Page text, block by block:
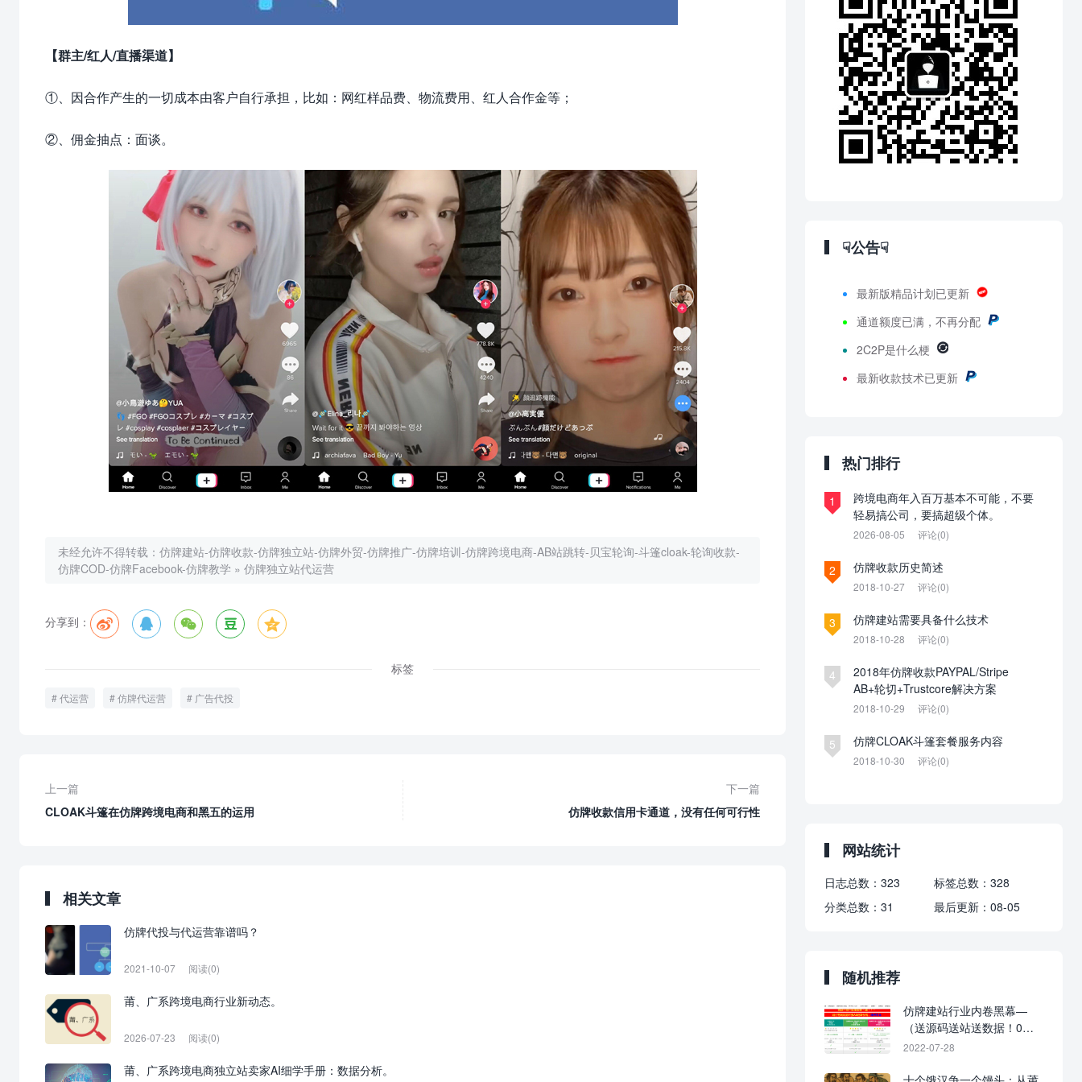
【群主/红人/直播渠道】
①、因合作产生的一切成本由客户自行承担，比如：网红样品费、物流费用、红人合作金等；
②、佣金抽点：面谈。
未经允许不得转载： 仿牌建站-仿牌收款-仿牌独立站-仿牌外贸-仿牌推广-仿牌培训-仿牌跨境电商-AB站跳转-贝宝轮询-斗篷cloak-轮询收款-
仿牌COD-仿牌Facebook-仿牌教学 » 仿牌独立站代运营
分享到：
标签
代运营 仿牌代运营 广告代投
上一篇
CLOAK斗篷在仿牌跨境电商和黑五的运用
下一篇
仿牌收款信用卡通道，没有任何可行性
相关文章
仿牌代投与代运营靠谱吗？
2021-10-07 阅读(0)
莆、广系跨境电商行业新动态。
2026-07-23 阅读(0)
莆、广系跨境电商独立站卖家AI细学手册：数据分析。
☟公告☟
最新版精品计划已更新
通道额度已满，不再分配
2C2P是什么梗
最新收款技术已更新
热门排行
1
跨境电商年入百万基本不可能，不要
轻易搞公司，要搞超级个体。
2026-08-05 评论(0)
2 仿牌收款历史简述
2018-10-27 评论(0)
3 仿牌建站需要具备什么技术
2018-10-28 评论(0)
4
2018年仿牌收款PAYPAL/Stripe
AB+轮切+Trustcore解决方案
2018-10-29 评论(0)
5 仿牌CLOAK斗篷套餐服务内容
2018-10-30 评论(0)
网站统计
日志总数： 323 标签总数： 328
分类总数： 31 最后更新： 08-05
随机推荐
仿牌建站行业内卷黑幕—
（送源码送站送数据！0元
入行，建站不花钱！）
2022-07-28